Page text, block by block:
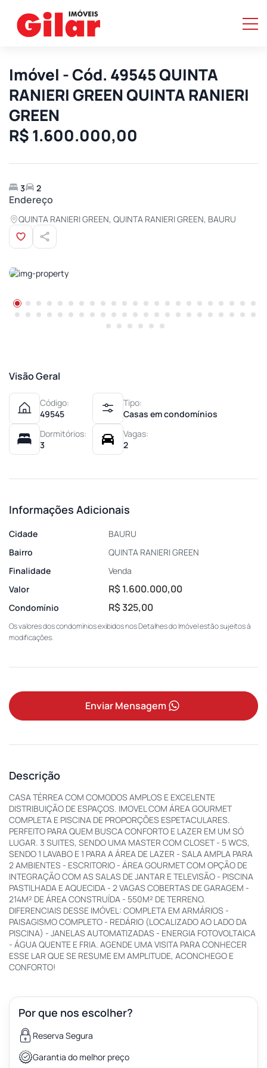
Imóvel - Cód. 49545 QUINTA
RANIERI GREEN QUINTA RANIERI
GREEN
R$ 1.600.000,00
3 2
Endereço
QUINTA RANIERI GREEN, QUINTA RANIERI GREEN, BAURU
Visão Geral
Código:
49545
Tipo:
Casas em condomínios
Dormitórios:
3
Vagas:
2
Informações Adicionais
Cidade
BAURU
Bairro
QUINTA RANIERI GREEN
Finalidade
Venda
Valor
R$ 1.600.000,00
Condomínio R$ 325,00
Os valores dos condomínios exibidos nos Detalhes do Imóvel estão sujeitos à
modificações.
Enviar Mensagem
Descrição
CASA TÉRREA COM COMODOS AMPLOS E EXCELENTE
DISTRIBUIÇÃO DE ESPAÇOS. IMOVEL COM ÁREA GOURMET
COMPLETA E PISCINA DE PROPORÇÕES ESPETACULARES.
PERFEITO PARA QUEM BUSCA CONFORTO E LAZER EM UM SÓ
LUGAR. 3 SUITES, SENDO UMA MASTER COM CLOSET - 5 WCS,
SENDO 1 LAVABO E 1 PARA A ÁREA DE LAZER - SALA AMPLA PARA
2 AMBIENTES - ESCRITORIO - ÁREA GOURMET COM OPÇÃO DE
INTEGRAÇÃO COM AS SALAS DE JANTAR E TELEVISÃO - PISCINA
PASTILHADA E AQUECIDA - 2 VAGAS COBERTAS DE GARAGEM -
214M² DE ÁREA CONSTRUÍDA - 550M² DE TERRENO.
DIFERENCIAIS DESSE IMÓVEL: COMPLETA EM ARMÁRIOS -
PAISAGISMO COMPLETO - REDÁRIO (LOCALIZADO AO LADO DA
PISCINA) - JANELAS AUTOMATIZADAS - ENERGIA FOTOVOLTAICA
- ÁGUA QUENTE E FRIA. AGENDE UMA VISITA PARA CONHECER
ESSE LAR QUE SE RESUME EM AMPLITUDE, ACONCHEGO E
CONFORTO!
Por que nos escolher?
Reserva Segura
Garantia do melhor preço